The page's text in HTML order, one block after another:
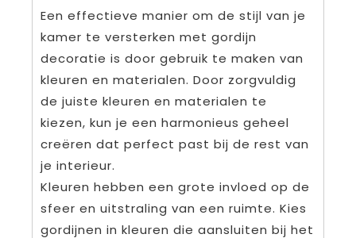
Een effectieve manier om de stijl van je
kamer te versterken met gordijn
decoratie is door gebruik te maken van
kleuren en materialen. Door zorgvuldig
de juiste kleuren en materialen te
kiezen, kun je een harmonieus geheel
creëren dat perfect past bij de rest van
je interieur.
Kleuren hebben een grote invloed op de
sfeer en uitstraling van een ruimte. Kies
gordijnen in kleuren die aansluiten bij het